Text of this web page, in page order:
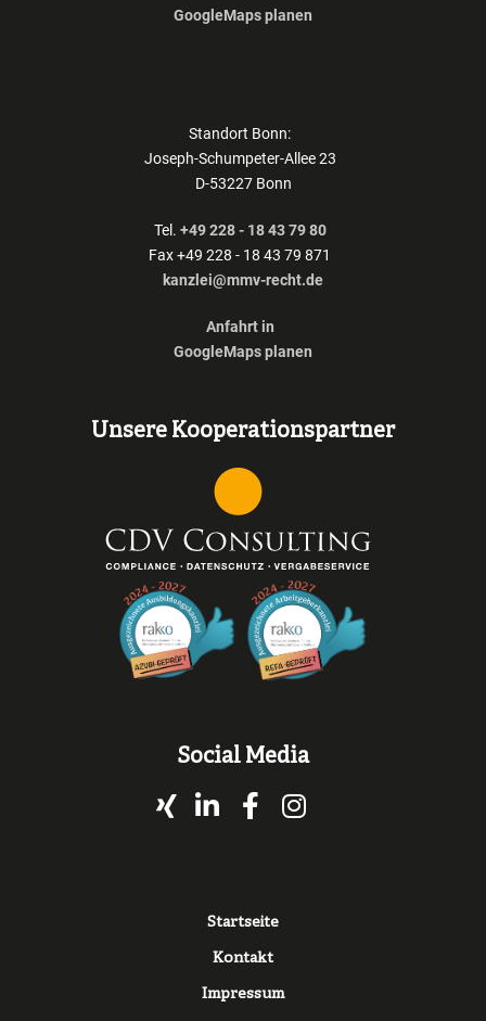
GoogleMaps planen
Standort Bonn:
Joseph-Schumpeter-Allee 23
D-53227 Bonn
Tel. +49 228 - 18 43 79 80
Fax +49 228 - 18 43 79 871
kanzlei@mmv-recht.de
Anfahrt in
GoogleMaps planen
Unsere Kooperationspartner
Social Media
Fußzeile
Startseite
Kontakt
Impressum